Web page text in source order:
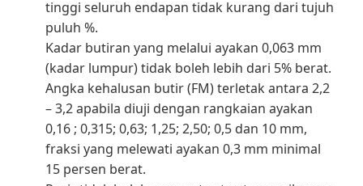
tinggi seluruh endapan tidak kurang dari tujuh
puluh %.
Kadar butiran yang melalui ayakan 0,063 mm
(kadar lumpur) tidak boleh lebih dari 5% berat.
Angka kehalusan butir (FM) terletak antara 2,2
– 3,2 apabila diuji dengan rangkaian ayakan
0,16 ; 0,315; 0,63; 1,25; 2,50; 0,5 dan 10 mm,
fraksi yang melewati ayakan 0,3 mm minimal
15 persen berat.